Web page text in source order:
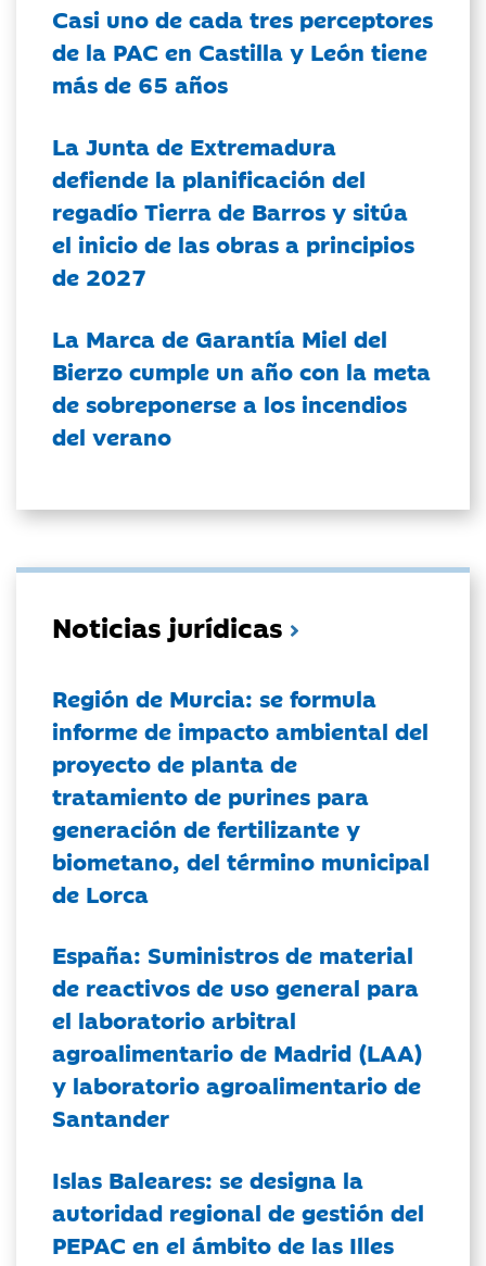
Casi uno de cada tres perceptores
de la PAC en Castilla y León tiene
más de 65 años
La Junta de Extremadura
defiende la planificación del
regadío Tierra de Barros y sitúa
el inicio de las obras a principios
de 2027
La Marca de Garantía Miel del
Bierzo cumple un año con la meta
de sobreponerse a los incendios
del verano
Noticias jurídicas
Región de Murcia: se formula
informe de impacto ambiental del
proyecto de planta de
tratamiento de purines para
generación de fertilizante y
biometano, del término municipal
de Lorca
España: Suministros de material
de reactivos de uso general para
el laboratorio arbitral
agroalimentario de Madrid (LAA)
y laboratorio agroalimentario de
Santander
Islas Baleares: se designa la
autoridad regional de gestión del
PEPAC en el ámbito de las Illes